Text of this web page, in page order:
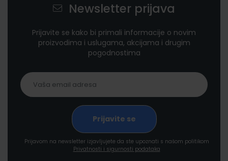
Newsletter prijava
Prijavite se kako bi primali informacije o novim
proizvodima i uslugama, akcijama i drugim
pogodnostima
Prijavom na newsletter izjavljujete da ste upoznati s našom politikom
Privatnosti i sigurnosti podataka